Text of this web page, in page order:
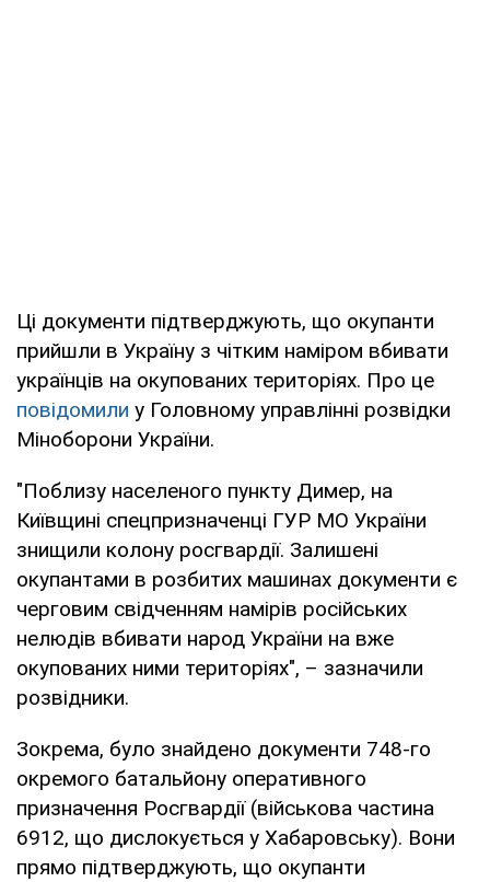
Ці документи підтверджують, що окупанти
прийшли в Україну з чітким наміром вбивати
українців на окупованих територіях. Про це
повідомили у Головному управлінні розвідки
Міноборони України.
"Поблизу населеного пункту Димер, на
Київщині спецпризначенці ГУР МО України
знищили колону росгвардії. Залишені
окупантами в розбитих машинах документи є
черговим свідченням намірів російських
нелюдів вбивати народ України на вже
окупованих ними територіях", – зазначили
розвідники.
Зокрема, було знайдено документи 748-го
окремого батальйону оперативного
призначення Росгвардії (військова частина
6912, що дислокується у Хабаровську). Вони
прямо підтверджують, що окупанти